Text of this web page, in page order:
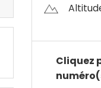
Cliquez